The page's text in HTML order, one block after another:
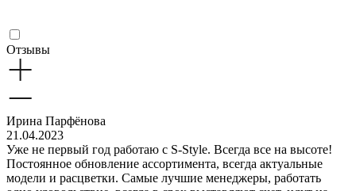
Отзывы
Ирина Парфёнова
21.04.2023
Уже не первый год работаю с S-Style. Всегда все на высоте!
Постоянное обновление ассортимента, всегда актуальные
модели и расцветки. Самые лучшие менеджеры, работать